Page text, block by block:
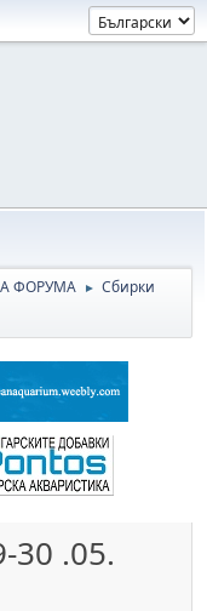
ФОРУМА ► Сбирки
30 .05.